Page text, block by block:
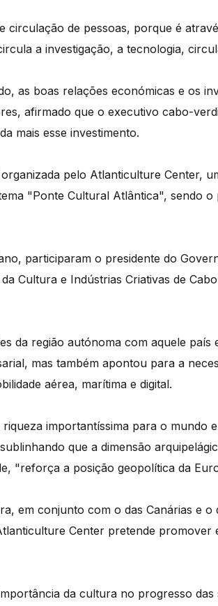
circulação de pessoas, porque é
a investigação, a tecnologia,
as boas relações económicas e os
afirmado que o executivo cabo-
mais esse investimento.
pelo Atlanticulture Center,
"Ponte Cultural Atlântica", sendo o
participaram o presidente do
Cultura e Indústrias Criativas de
da região autónoma com aquele país
mas também apontou para a
aérea, marítima e digital.
importantíssima para o mundo
que a dimensão
"reforça a posição geopolítica da
em conjunto com o das Canárias e
Center pretende promover
da cultura no progresso das